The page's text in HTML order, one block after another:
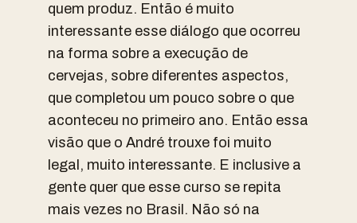
quem produz. Então é muito
interessante esse diálogo que ocorreu
na forma sobre a execução de
cervejas, sobre diferentes aspectos,
que completou um pouco sobre o que
aconteceu no primeiro ano. Então essa
visão que o André trouxe foi muito
legal, muito interessante. E inclusive a
gente quer que esse curso se repita
mais vezes no Brasil. Não só na